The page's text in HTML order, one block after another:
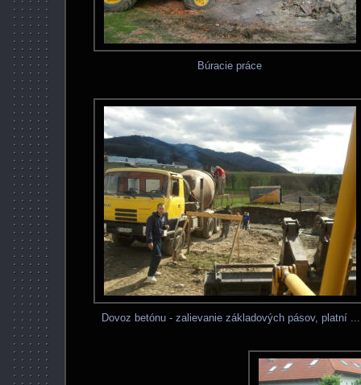
Búracie práce
Dovoz betónu - zalievanie základových pásov, platní ...